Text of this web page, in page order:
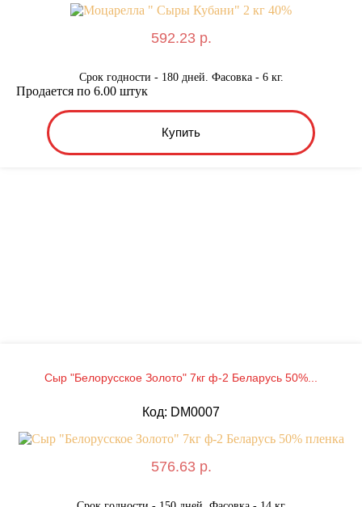
592.23 р.
Срок годности - 180 дней. Фасовка - 6 кг.
Купить
Продается по 6.00 штук
Сыр "Белорусское Золото" 7кг ф-2 Беларусь 50%...
Код: DM0007
576.63 р.